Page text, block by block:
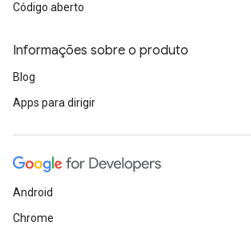
Código aberto
Informações sobre o produto
Blog
Apps para dirigir
Android
Chrome